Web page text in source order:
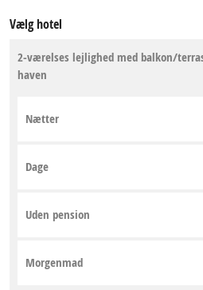
Vælg hotel
2-værelses lejlighed med balkon/
haven
Nætter
Dage
Uden pension
Morgenmad